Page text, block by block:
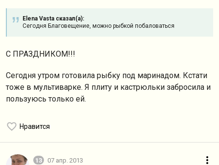
Elena Vasta сказал(а):
Сегодня Благовещение, можно рыбкой побаловаться
С ПРАЗДНИКОМ!!!
Сегодня утром готовила рыбку под маринадом. Кстати
тоже в мультиварке. Я плиту и кастрюльки забросила и
пользуюсь только ей.
Нравится
13 07 апр. 2013